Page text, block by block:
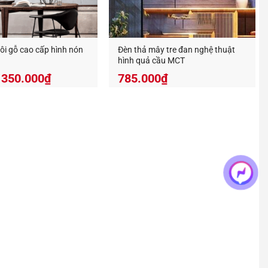
ổ thả trần decor ?
đẹp hơn, tuổi thọ lâu hơn và giữ được màu sắc
sản phẩm bạn nhé.
tôi khuyến khích bạn thường mở đèn để tránh
gỗ cao cấp hình nón
350.000₫
Đèn thả mây tre đan nghệ thuật
hình quả cầu MCT
785.000₫